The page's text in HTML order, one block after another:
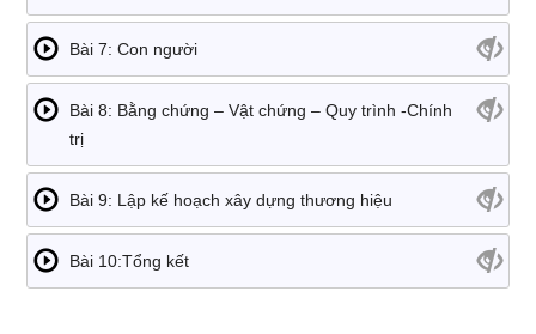
Bài 7: Con người
Bài 8: Bằng chứng – Vật chứng – Quy trình -Chính
trị
Bài 9: Lập kế hoạch xây dựng thương hiệu
Bài 10:Tổng kết